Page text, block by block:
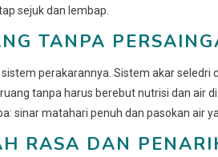
sejuk dan lembap.
TANPA
perakarannya. Sistem akar seledri
tanpa harus berebut nutrisi dan air
sinar matahari penuh dan pasokan air
RASA DAN